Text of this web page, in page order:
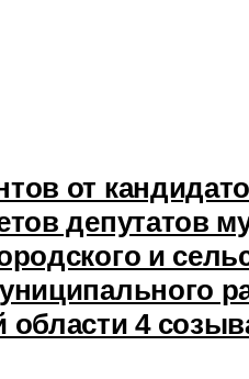
от
депутатов
и
области 4